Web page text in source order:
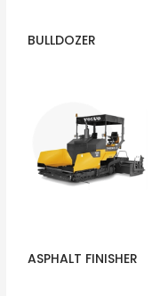
BULLDOZER
ASPHALT FINISHER